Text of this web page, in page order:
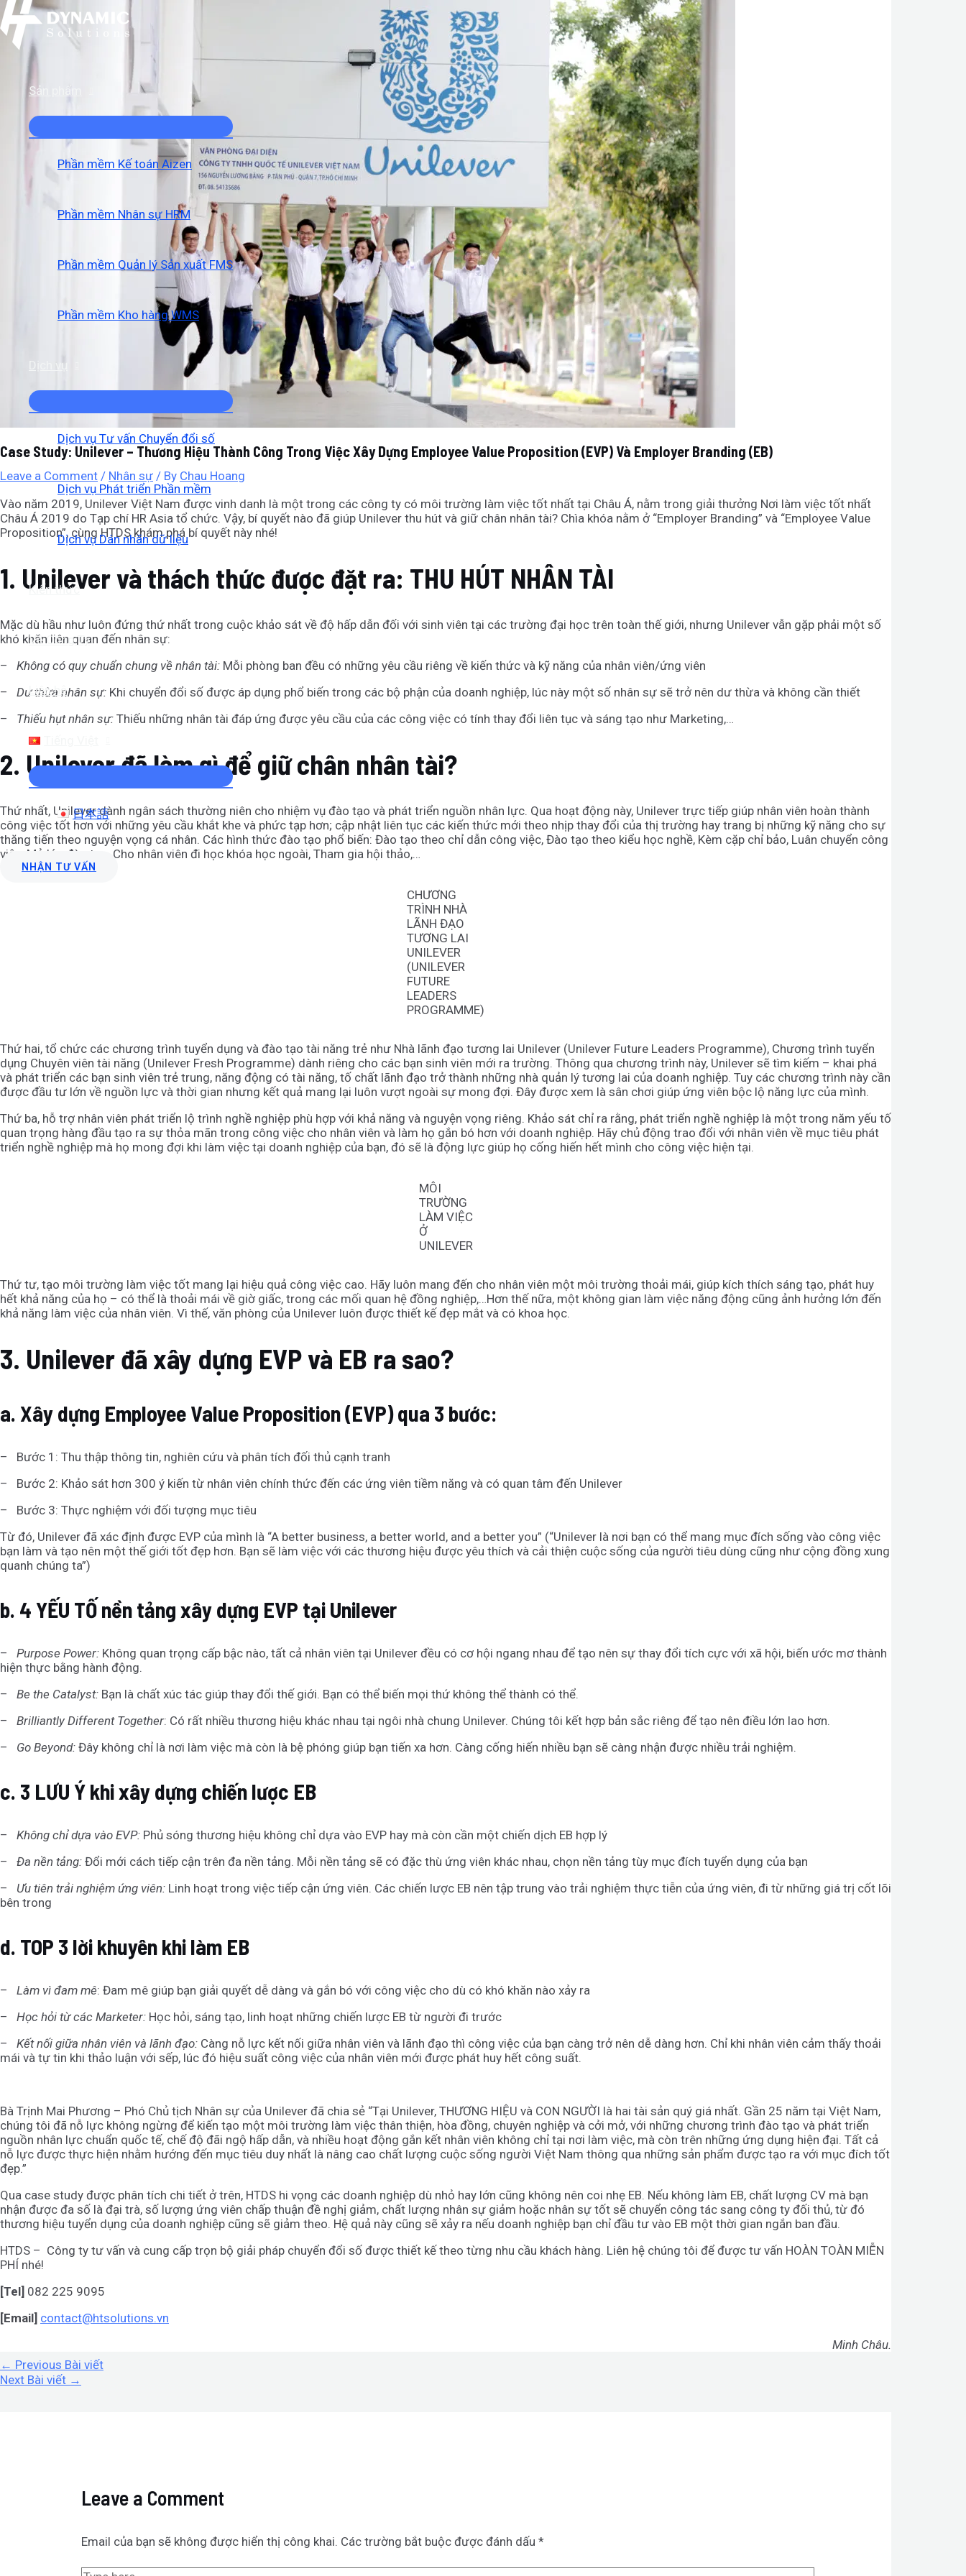
Skip
to
content
Sản phẩm
MENU
Phần mềm Kế toán Aizen
Phần mềm Nhân sự HRM
Phần mềm Quản lý Sản xuất FMS
Phần mềm Kho hàng WMS
Dịch vụ
MENU
Dịch vụ Tư vấn Chuyển đổi số
Dịch vụ Phát triển Phần mềm
Dịch vụ Dán nhãn dữ liệu
Kiến thức
Về Công Ty
Liên hệ
MENU
日本語
NHẬN TƯ VẤN
Case Study: Unilever – Thương Hiệu Thành Công Trong Việc Xây Dựng Employee Value Proposition (EVP) Và Employer Branding (EB)
Leave a Comment / Nhân sự / By Chau Hoang
Vào năm 2019, Unilever Việt Nam được vinh danh là một trong các công ty có môi trường làm việc tốt nhất tại Châu Á, nằm trong giải thưởng Nơi làm việc tốt nhất
Châu Á 2019 do Tạp chí HR Asia tổ chức. Vậy, bí quyết nào đã giúp Unilever thu hút và giữ chân nhân tài? Chìa khóa nằm ở “Employer Branding” và “Employee Value
Proposition”, cùng HTDS khám phá bí quyết này nhé!
1. Unilever và thách thức được đặt ra: THU HÚT NHÂN TÀI
Mặc dù hầu như luôn đứng thứ nhất trong cuộc khảo sát về độ hấp dẫn đối với sinh viên tại các trường đại học trên toàn thế giới, nhưng Unilever vẫn gặp phải một số
khó khăn liên quan đến nhân sự:
– Không có quy chuẩn chung về nhân tài: Mỗi phòng ban đều có những yêu cầu riêng về kiến thức và kỹ năng của nhân viên/ứng viên
– Dư thừa nhân sự: Khi chuyển đổi số được áp dụng phổ biến trong các bộ phận của doanh nghiệp, lúc này một số nhân sự sẽ trở nên dư thừa và không cần thiết
– Thiếu hụt nhân sự: Thiếu những nhân tài đáp ứng được yêu cầu của các công việc có tính thay đổi liên tục và sáng tạo như Marketing,…
2. Unilever đã làm gì để giữ chân nhân tài?
Thứ nhất, Unilever dành ngân sách thường niên cho nhiệm vụ đào tạo và phát triển nguồn nhân lực. Qua hoạt động này, Unilever trực tiếp giúp nhân viên hoàn thành
công việc tốt hơn với những yêu cầu khắt khe và phức tạp hơn; cập nhật liên tục các kiến thức mới theo nhịp thay đổi của thị trường hay trang bị những kỹ năng cho sự
thăng tiến theo nguyện vọng cá nhân. Các hình thức đào tạo phổ biến: Đào tạo theo chỉ dẫn công việc, Đào tạo theo kiểu học nghề, Kèm cặp chỉ bảo, Luân chuyển công
việc, Mở lớp đào tạo, Cho nhân viên đi học khóa học ngoài, Tham gia hội thảo,…
CHƯƠNG
TRÌNH NHÀ
LÃNH ĐẠO
TƯƠNG LAI
UNILEVER
(UNILEVER
FUTURE
LEADERS
PROGRAMME)
Thứ hai, tổ chức các chương trình tuyển dụng và đào tạo tài năng trẻ như Nhà lãnh đạo tương lai Unilever (Unilever Future Leaders Programme), Chương trình tuyển
dụng Chuyên viên tài năng (Unilever Fresh Programme) dành riêng cho các bạn sinh viên mới ra trường. Thông qua chương trình này, Unilever sẽ tìm kiếm – khai phá
và phát triển các bạn sinh viên trẻ trung, năng động có tài năng, tố chất lãnh đạo trở thành những nhà quản lý tương lai của doanh nghiệp. Tuy các chương trình này cần
được đầu tư lớn về nguồn lực và thời gian nhưng kết quả mang lại luôn vượt ngoài sự mong đợi. Đây được xem là sân chơi giúp ứng viên bộc lộ năng lực của mình.
Thứ ba, hỗ trợ nhân viên phát triển lộ trình nghề nghiệp phù hợp với khả năng và nguyện vọng riêng. Khảo sát chỉ ra rằng, phát triển nghề nghiệp là một trong năm yếu tố
quan trọng hàng đầu tạo ra sự thỏa mãn trong công việc cho nhân viên và làm họ gắn bó hơn với doanh nghiệp. Hãy chủ động trao đổi với nhân viên về mục tiêu phát
triển nghề nghiệp mà họ mong đợi khi làm việc tại doanh nghiệp của bạn, đó sẽ là động lực giúp họ cống hiến hết mình cho công việc hiện tại.
MÔI
TRƯỜNG
LÀM VIỆC
Ở
UNILEVER
Thứ tư, tạo môi trường làm việc tốt mang lại hiệu quả công việc cao. Hãy luôn mang đến cho nhân viên một môi trường thoải mái, giúp kích thích sáng tạo, phát huy
hết khả năng của họ – có thể là thoải mái về giờ giấc, trong các mối quan hệ đồng nghiệp,…Hơn thế nữa, một không gian làm việc năng động cũng ảnh hưởng lớn đến
khả năng làm việc của nhân viên. Vì thế, văn phòng của Unilever luôn được thiết kế đẹp mắt và có khoa học.
3. Unilever đã xây dựng EVP và EB ra sao?
a. Xây dựng Employee Value Proposition (EVP) qua 3 bước:
– Bước 1: Thu thập thông tin, nghiên cứu và phân tích đối thủ cạnh tranh
– Bước 2: Khảo sát hơn 300 ý kiến từ nhân viên chính thức đến các ứng viên tiềm năng và có quan tâm đến Unilever
– Bước 3: Thực nghiệm với đối tượng mục tiêu
Từ đó, Unilever đã xác định được EVP của mình là “A better business, a better world, and a better you” (“Unilever là nơi bạn có thể mang mục đích sống vào công việc
bạn làm và tạo nên một thế giới tốt đẹp hơn. Bạn sẽ làm việc với các thương hiệu được yêu thích và cải thiện cuộc sống của người tiêu dùng cũng như cộng đồng xung
quanh chúng ta”)
b. 4 YẾU TỐ nền tảng xây dựng EVP tại Unilever
– Purpose Power: Không quan trọng cấp bậc nào, tất cả nhân viên tại Unilever đều có cơ hội ngang nhau để tạo nên sự thay đổi tích cực với xã hội, biến ước mơ thành
hiện thực bằng hành động.
– Be the Catalyst: Bạn là chất xúc tác giúp thay đổi thế giới. Bạn có thể biến mọi thứ không thể thành có thể.
– Brilliantly Different Together: Có rất nhiều thương hiệu khác nhau tại ngôi nhà chung Unilever. Chúng tôi kết hợp bản sắc riêng để tạo nên điều lớn lao hơn.
– Go Beyond: Đây không chỉ là nơi làm việc mà còn là bệ phóng giúp bạn tiến xa hơn. Càng cống hiến nhiều bạn sẽ càng nhận được nhiều trải nghiệm.
c. 3 LƯU Ý khi xây dựng chiến lược EB
– Không chỉ dựa vào EVP: Phủ sóng thương hiệu không chỉ dựa vào EVP hay mà còn cần một chiến dịch EB hợp lý
– Đa nền tảng: Đổi mới cách tiếp cận trên đa nền tảng. Mỗi nền tảng sẽ có đặc thù ứng viên khác nhau, chọn nền tảng tùy mục đích tuyển dụng của bạn
– Ưu tiên trải nghiệm ứng viên: Linh hoạt trong việc tiếp cận ứng viên. Các chiến lược EB nên tập trung vào trải nghiệm thực tiễn của ứng viên, đi từ những giá trị cốt lõi
bên trong
d. TOP 3 lời khuyên khi làm EB
– Làm vì đam mê: Đam mê giúp bạn giải quyết dễ dàng và gắn bó với công việc cho dù có khó khăn nào xảy ra
– Học hỏi từ các Marketer: Học hỏi, sáng tạo, linh hoạt những chiến lược EB từ người đi trước
– Kết nối giữa nhân viên và lãnh đạo: Càng nỗ lực kết nối giữa nhân viên và lãnh đạo thì công việc của bạn càng trở nên dễ dàng hơn. Chỉ khi nhân viên cảm thấy thoải
mái và tự tin khi thảo luận với sếp, lúc đó hiệu suất công việc của nhân viên mới được phát huy hết công suất.
Bà Trịnh Mai Phương – Phó Chủ tịch Nhân sự của Unilever đã chia sẻ “Tại Unilever, THƯƠNG HIỆU và CON NGƯỜI là hai tài sản quý giá nhất. Gần 25 năm tại Việt Nam,
chúng tôi đã nỗ lực không ngừng để kiến tạo một môi trường làm việc thân thiện, hòa đồng, chuyên nghiệp và cởi mở, với những chương trình đào tạo và phát triển
nguồn nhân lực chuẩn quốc tế, chế độ đãi ngộ hấp dẫn, và nhiều hoạt động gắn kết nhân viên không chỉ tại nơi làm việc, mà còn trên những ứng dụng hiện đại. Tất cả
nỗ lực được thực hiện nhằm hướng đến mục tiêu duy nhất là nâng cao chất lượng cuộc sống người Việt Nam thông qua những sản phẩm được tạo ra với mục đích tốt
đẹp.”
Qua case study được phân tích chi tiết ở trên, HTDS hi vọng các doanh nghiệp dù nhỏ hay lớn cũng không nên coi nhẹ EB. Nếu không làm EB, chất lượng CV mà bạn
nhận được đa số là đại trà, số lượng ứng viên chấp thuận đề nghị giảm, chất lượng nhân sự giảm hoặc nhân sự tốt sẽ chuyển công tác sang công ty đối thủ, từ đó
thương hiệu tuyển dụng của doanh nghiệp cũng sẽ giảm theo. Hệ quả này cũng sẽ xảy ra nếu doanh nghiệp bạn chỉ đầu tư vào EB một thời gian ngắn ban đầu.
HTDS – Công ty tư vấn và cung cấp trọn bộ giải pháp chuyển đổi số được thiết kế theo từng nhu cầu khách hàng. Liên hệ chúng tôi để được tư vấn HOÀN TOÀN MIỄN
PHÍ nhé!
[Tel] 082 225 9095
[Email] contact@htsolutions.vn
Minh Châu.
Post
navigation
← Previous Bài viết
Next Bài viết →
Leave a Comment
Email của bạn sẽ không được hiển thị công khai. Các trường bắt buộc được đánh dấu*
here..